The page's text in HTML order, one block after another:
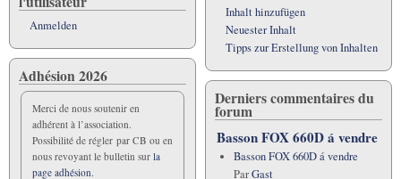
Anmelden
Adhésion 2026
Merci de nous soutenir en
adhérent à l’association.
Possibilité de régler par CB ou en
nous revoyant le bulletin sur la
page adhésion.
Inhalt hinzufügen
Neuester Inhalt
Tipps zur Erstellung von Inhalten
Derniers commentaires du
forum
Basson FOX 660D á vendre
Basson FOX 660D á vendre
ParGast